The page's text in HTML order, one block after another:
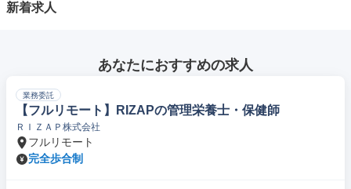
新着求人
あなたにおすすめの求人
業務委託
【フルリモート】RIZAPの管理栄養士・保健師
ＲＩＺＡＰ株式会社
フルリモート
完全歩合制